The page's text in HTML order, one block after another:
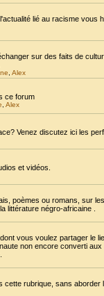
lié au racisme
sur des faits de
Alex
ce forum
Alex
Venez discutez ici les
et vidéos.
poèmes ou romans, sur
littérature négro-africaine .
vous voulez partager le
non encore converti
rubrique, sans